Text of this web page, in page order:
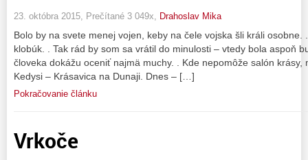
23. októbra 2015, Prečítané 3 049x, Drahoslav Mika
Bolo by na svete menej vojen, keby na čele vojska šli králi osobne.
klobúk. . Tak rád by som sa vrátil do minulosti – vtedy bola aspoň
človeka dokážu oceniť najmä muchy. . Kde nepomôže salón
Kedysi – Krásavica na Dunaji. Dnes – […]
Pokračovanie článku
Vrkoče